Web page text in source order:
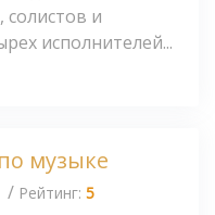
солистов и
исполнителей...
музыке
/ Рейтинг: 5